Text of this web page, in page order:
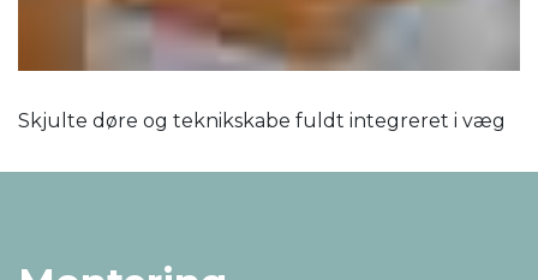
Skjulte døre og teknikskabe fuldt integreret i væg